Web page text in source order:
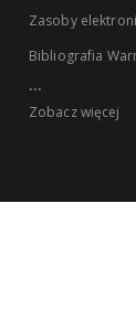
Zasoby
Bibliografia
...
Zobacz więcej